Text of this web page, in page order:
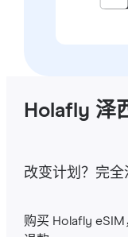
Holafly 泽
改变计划？完全
购买 Holafly